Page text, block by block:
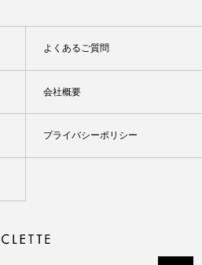
よくあるご質問
会社概要
プライバシーポリシー